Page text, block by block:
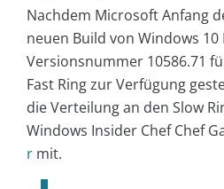
Nachdem Microsoft Anfang
neuen Build von Windows
Versionsnummer 10586.71
Fast Ring zur Verfügung
die Verteilung an den Slow
Windows Insider Chef Chef
r mit.